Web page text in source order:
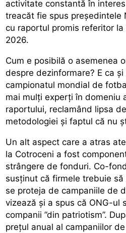
activitate constantă în
treacăt fie spus președintele
cu raportul promis referitor
2026.
Cum e posibilă o asemenea
despre dezinformare? E ca
campionatul mondial de
mai mulți experți în domeniu
raportului, reclamând lipsa
metodologiei și faptul că nu
Un alt aspect care a atras
la Cotroceni a fost
strângere de fonduri. Co-
susținut că firmele trebuie
se proteja de campaniile de
vizează și a spus că ONG-ul
companii ”din patriotism”.
prețul anual al campaniilor